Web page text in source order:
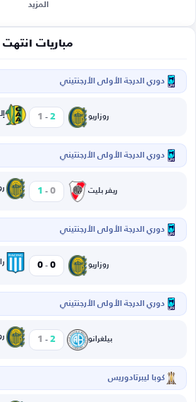
المزيد
مباريات انتهت
دوري الدرجة الأولى الأرجنتيني
روزاريو 2
-
1
دوري الدرجة الأولى الأرجنتيني
ريفر بليت 0
-
1
دوري الدرجة الأولى الأرجنتيني
روزاريو 0
-
0
دوري الدرجة الأولى الأرجنتيني
بيلغرانو 2
-
1
كوبا ليبرتادوريس